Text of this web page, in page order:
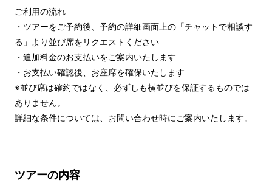
ご利用の流れ
・ツアーをご予約後、予約の詳細画面上の「チャットで相談す
る」より並び席をリクエストください
・追加料金のお支払いをご案内いたします
・お支払い確認後、お座席を確保いたします
※並び席は確約ではなく、必ずしも横並びを保証するものでは
ありません。
詳細な条件については、お問い合わせ時にご案内いたします。
ツアーの内容